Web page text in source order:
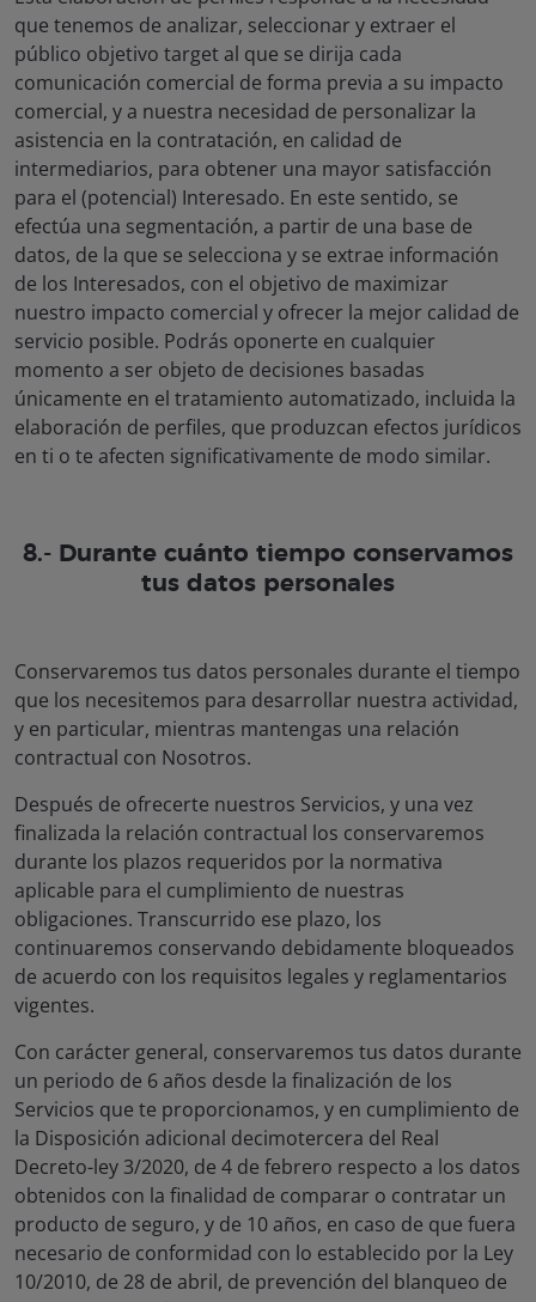
que tenemos de analizar, seleccionar y extraer el
público objetivo target al que se dirija cada
comunicación comercial de forma previa a su impacto
comercial, y a nuestra necesidad de personalizar la
asistencia en la contratación, en calidad de
intermediarios, para obtener una mayor satisfacción
para el (potencial) Interesado. En este sentido, se
efectúa una segmentación, a partir de una base de
datos, de la que se selecciona y se extrae información
de los Interesados, con el objetivo de maximizar
nuestro impacto comercial y ofrecer la mejor calidad de
servicio posible. Podrás oponerte en cualquier
momento a ser objeto de decisiones basadas
únicamente en el tratamiento automatizado, incluida la
elaboración de perfiles, que produzcan efectos jurídicos
en ti o te afecten significativamente de modo similar.
8.- Durante cuánto tiempo conservamos
tus datos personales
Conservaremos tus datos personales durante el tiempo
que los necesitemos para desarrollar nuestra actividad,
y en particular, mientras mantengas una relación
contractual con Nosotros.
Después de ofrecerte nuestros Servicios, y una vez
finalizada la relación contractual los conservaremos
durante los plazos requeridos por la normativa
aplicable para el cumplimiento de nuestras
obligaciones. Transcurrido ese plazo, los
continuaremos conservando debidamente bloqueados
de acuerdo con los requisitos legales y reglamentarios
vigentes.
Con carácter general, conservaremos tus datos durante
un periodo de 6 años desde la finalización de los
Servicios que te proporcionamos, y en cumplimiento de
la Disposición adicional decimotercera del Real
Decreto-ley 3/2020, de 4 de febrero respecto a los datos
obtenidos con la finalidad de comparar o contratar un
producto de seguro, y de 10 años, en caso de que fuera
necesario de conformidad con lo establecido por la Ley
10/2010, de 28 de abril, de prevención del blanqueo de